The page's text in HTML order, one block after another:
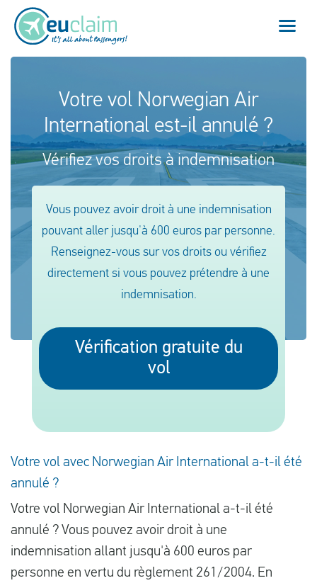
A propos de nous
Contact
Vol annulé
Vol retardé
Connexion manquée
Notre service
Votre vol Norwegian Air
International est-il annulé ?
Vérifiez vos droits à indemnisation
Vous pouvez avoir droit à une indemnisation
pouvant aller jusqu'à 600 euros par personne.
Renseignez-vous sur vos droits ou vérifiez
directement si vous pouvez prétendre à une
indemnisation.
Vérification gratuite du
vol
Votre vol avec Norwegian Air International a-t-il été
annulé ?
Votre vol Norwegian Air International a-t-il été
annulé ? Vous pouvez avoir droit à une
indemnisation allant jusqu'à 600 euros par
personne en vertu du règlement 261/2004. En